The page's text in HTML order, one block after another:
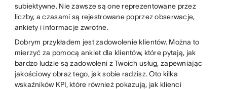
subiektywne. Nie zawsze są one reprezentowane przez
liczby, a czasami są rejestrowane poprzez obserwacje,
ankiety i informacje zwrotne.
Dobrym przykładem jest zadowolenie klientów. Można to
mierzyć za pomocą ankiet dla klientów, które pytają, jak
bardzo ludzie są zadowoleni z Twoich usług, zapewniając
jakościowy obraz tego, jak sobie radzisz. Oto kilka
wskaźników KPI, które również pokazują, jak klienci